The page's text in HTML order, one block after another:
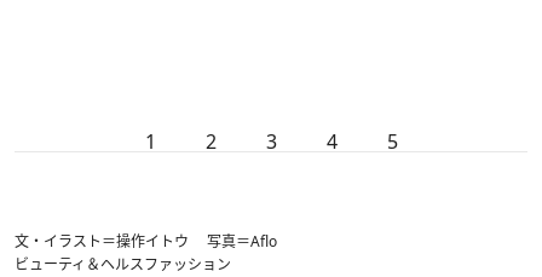
1 2 3 4 5
文・イラスト＝操作イトウ 写真＝Aflo
ビューティ＆ヘルスファッション